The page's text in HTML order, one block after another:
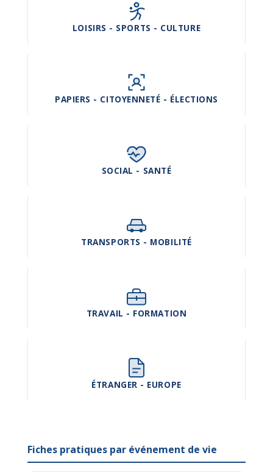
LOISIRS - SPORTS - CULTURE
PAPIERS - CITOYENNETÉ - ÉLECTIONS
SOCIAL - SANTÉ
TRANSPORTS - MOBILITÉ
TRAVAIL - FORMATION
ÉTRANGER - EUROPE
Fiches pratiques par événement de vie